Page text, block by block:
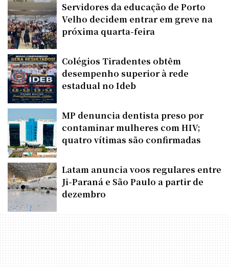
Servidores da educação de Porto
Velho decidem entrar em greve na
próxima quarta-feira
Colégios Tiradentes obtêm
desempenho superior à rede
estadual no Ideb
MP denuncia dentista preso por
contaminar mulheres com HIV;
quatro vítimas são confirmadas
Latam anuncia voos regulares entre
Ji-Paraná e São Paulo a partir de
dezembro